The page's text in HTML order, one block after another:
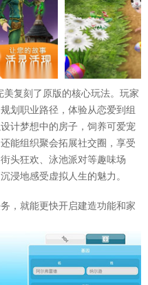
复刻了原版的核心玩法。玩家
划职业路径，体验从恋爱到组
计梦想中的房子，饲养可爱宠
能组织聚会拓展社交圈，享受
头狂欢、泳池派对等趣味场
浸地感受虚拟人生的魅力。
，就能更快开启建造功能和家